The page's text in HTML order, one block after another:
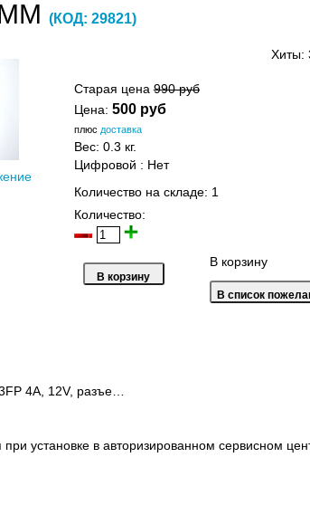
(КОД: 29821)
Хиты:
Старая цена990 руб
Цена: 500 руб
плюс доставка
Вес: 0.3 кг.
Цифровой : Нет
Количество на складе: 1
Количество:
В корзину
4A, 12V, разъе…
установке в авторизированном сервисном